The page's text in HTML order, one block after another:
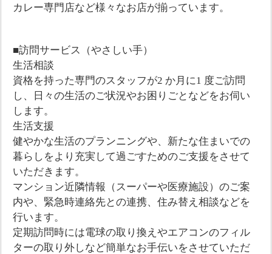
カレー専門店など様々なお店が揃っています。
■訪問サービス（やさしい手）
生活相談
資格を持った専門のスタッフが2 か月に1 度ご訪問
し、日々の生活のご状況やお困りごとなどをお伺い
します。
生活支援
健やかな生活のプランニングや、新たな住まいでの
暮らしをより充実して過ごすためのご支援をさせて
いただきます。
マンション近隣情報（スーパーや医療施設）のご案
内や、緊急時連絡先との連携、住み替え相談などを
行います。
定期訪問時には電球の取り換えやエアコンのフィル
ターの取り外しなど簡単なお手伝いをさせていただ